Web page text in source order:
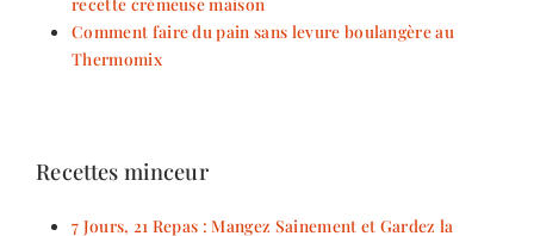
Comment faire du pain sans levure boulangère au
Thermomix
Recettes minceur
7 Jours, 21 Repas : Mangez Sainement et Gardez la